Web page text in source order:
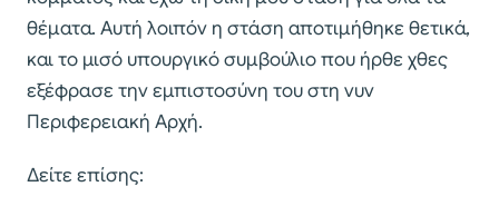
θέματα. Αυτή λοιπόν η στάση αποτιμήθηκε θετικά,
και το μισό υπουργικό συμβούλιο που ήρθε χθες
εξέφρασε την εμπιστοσύνη του στη νυν
Περιφερειακή Αρχή.
Δείτε επίσης: